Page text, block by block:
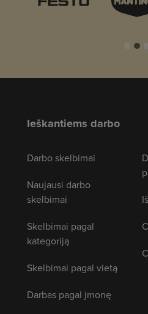
Ieškantiems darbo
Darbo skelbimai
Naujausi darbo
skelbimai
Skelbimai pagal
kategoriją
Skelbimai pagal vietą
Darbas pagal įmonę